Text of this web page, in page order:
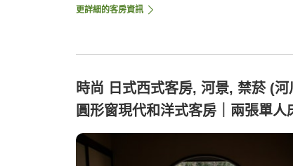
更詳細的客房資訊
時尚 日式西式客房, 河景, 禁菸 (河
圓形窗現代和洋式客房｜兩張單人
房 景觀良好)